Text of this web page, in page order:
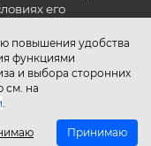
помещений с
технологии
плавную работу и
воздуха,
по Wi-Fi —
повышения удобства
функциями
и выбора сторонних
см. на
.
Принимаю
его